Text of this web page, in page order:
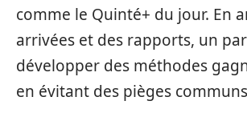
comme le Quinté+ du jour. En
arrivées et des rapports, un
développer des méthodes
en évitant des pièges